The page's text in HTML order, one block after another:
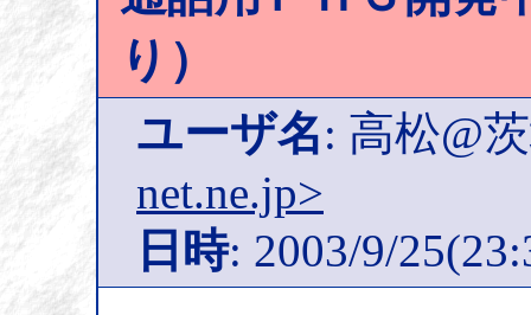
り）
ユーザ名: 高松@
net.ne.jp>
日時: 2003/9/